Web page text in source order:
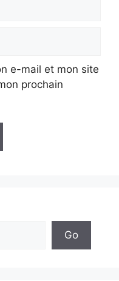
e-mail et mon site
prochain
Go